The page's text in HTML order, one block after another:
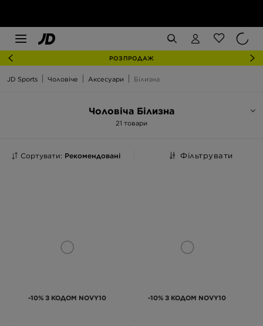
РОЗПРОДАЖ
JD Sports Чоловіче Аксесуари Білизна
Чоловіча Білизна
21 товари
Сортувати: Рекомендовані Фільтрувати
-10% З КОДОМ NOVY10 -10% З КОДОМ NOVY10